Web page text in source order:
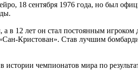
18 сентября 1976 года, но был
в 12 лет он стал постоянным
Кристован». Став лучшим
чемпионатов мира по